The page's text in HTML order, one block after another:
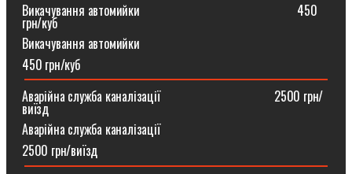
Викачування автомийки⠀⠀⠀⠀⠀⠀⠀⠀⠀⠀⠀⠀⠀⠀⠀⠀⠀450
грн/куб
Викачування автомийки
450 грн/куб
Аварійна служба каналізації ⠀⠀⠀⠀⠀⠀⠀⠀⠀⠀⠀⠀2500 грн/
виїзд
Аварійна служба каналізації
2500 грн/виїзд